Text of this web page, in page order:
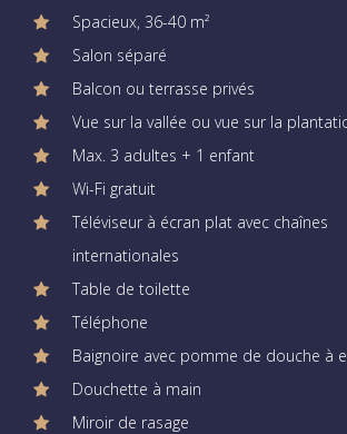
Spacieux, 36-40 m²
Salon séparé
Balcon ou terrasse privés
Vue sur la vallée ou vue sur la
Max. 3 adultes + 1 enfant
Wi-Fi gratuit
Téléviseur à écran plat avec chaînes
internationales
Table de toilette
Téléphone
Baignoire avec pomme de douche à
Douchette à main
Miroir de rasage